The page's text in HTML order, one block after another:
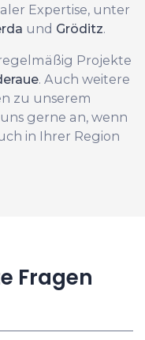
Expertise, unter
und Gröditz.
Projekte
. Auch weitere
zu unserem
gerne an, wenn
in Ihrer Region
Fragen